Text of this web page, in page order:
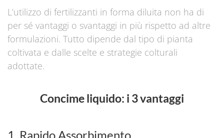
L’utilizzo di fertilizzanti in forma diluita non ha di
per sé vantaggi o svantaggi in più rispetto ad altre
formulazioni. Tutto dipende dal tipo di pianta
coltivata e dalle scelte e strategie colturali
adottate.
Concime liquido: i 3 vantaggi
1. Rapido Assorbimento